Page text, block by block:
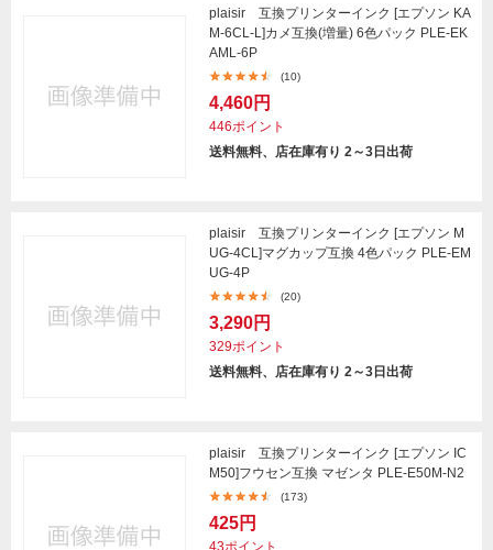
plaisir 互換プリンターインク [エプソン KA
M-6CL-L]カメ互換(増量) 6色パック PLE-EK
AML-6P
(10)
4,460円
446ポイント
送料無料、店在庫有り 2～3日出荷
plaisir 互換プリンターインク [エプソン M
UG-4CL]マグカップ互換 4色パック PLE-EM
UG-4P
(20)
3,290円
329ポイント
送料無料、店在庫有り 2～3日出荷
plaisir 互換プリンターインク [エプソン IC
M50]フウセン互換 マゼンタ PLE-E50M-N2
(173)
425円
43ポイント